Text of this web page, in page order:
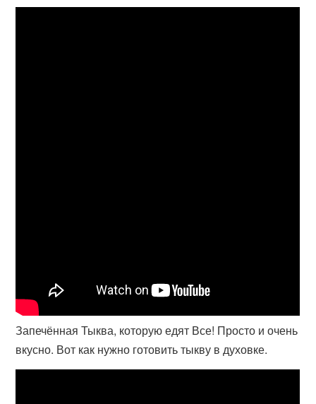
Запечённая Тыква, которую едят Все! Просто и очень
вкусно. Вот как нужно готовить тыкву в духовке.